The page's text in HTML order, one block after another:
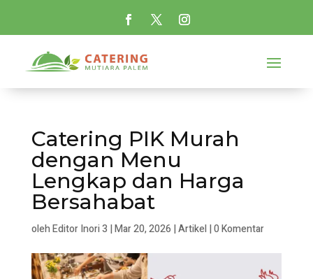
Catering PIK Murah
dengan Menu
Lengkap dan Harga
Bersahabat
olehEditor Inori 3 |Mar 20, 2026 |Artikel|0 Komentar